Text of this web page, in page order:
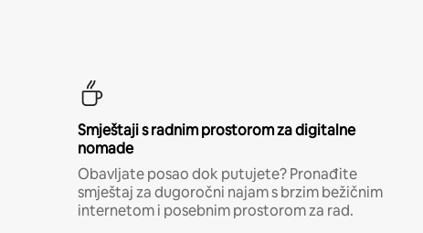
Smještaji s radnim prostorom za digitalne
nomade
Obavljate posao dok putujete? Pronađite
smještaj za dugoročni najam s brzim bežičnim
internetom i posebnim prostorom za rad.